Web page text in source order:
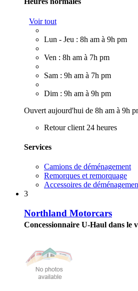
Voir tout
Lun - Jeu : 8h am à 9h pm
Ven : 8h am à 7h pm
Sam : 9h am à 7h pm
Dim : 9h am à 9h pm
Ouvert aujourd'hui de 8h am à 9h
Retour client 24 heures
Services
Camions de déménagement
Remorques et remorquage
Accessoires de
3
Northland Motorcars
Concessionnaire U-Haul dans le